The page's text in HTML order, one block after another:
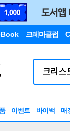
크레마클럽
이벤트 바이백 매